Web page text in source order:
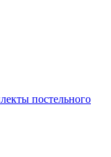
постельного